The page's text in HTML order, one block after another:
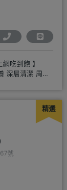
吃到飽 】
深層清潔 周邊
精選
號